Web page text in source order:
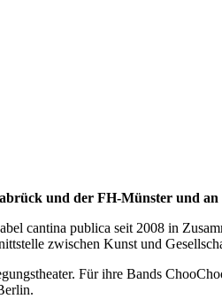
und der FH-Münster und
cantina publica seit 2008 in
zwischen Kunst und
Für ihre Bands